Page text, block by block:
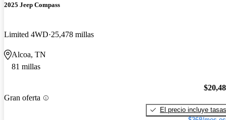
2025 Jeep Compass
Limited 4WD 25,478 millas
Alcoa, TN
81 millas
Gran oferta
El precio incluye tasas